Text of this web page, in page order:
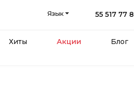
Язык 55 517 77
Хиты Акции Блог